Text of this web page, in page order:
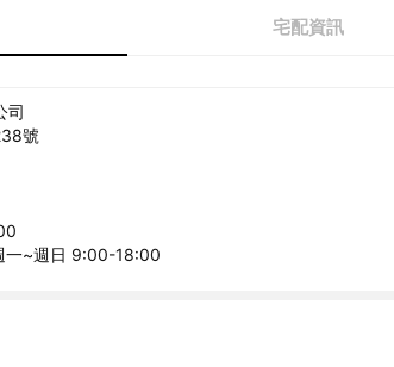
宅配資訊
司
號
一~週日 9:00-18:00